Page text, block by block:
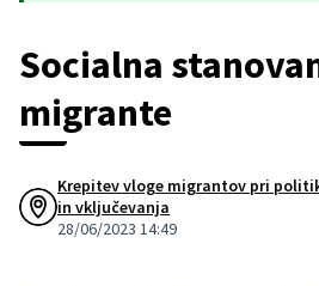
Socialna
migrante
Krepitev vloge migrantov pri
in vključevanja
28/06/2023 14:49